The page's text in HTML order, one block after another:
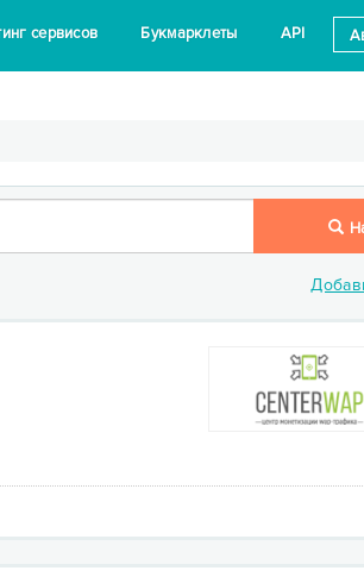
сервисов Букмарклеты API